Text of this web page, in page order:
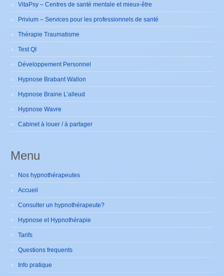
VitaPsy – Centres de santé mentale et mieux-être
Privium – Services pour les professionnels de santé
Thérapie Traumatisme
Test QI
Développement Personnel
Hypnose Brabant Wallon
Hypnose Braine L’alleud
Hypnose Wavre
Cabinet à louer / à partager
Menu
Nos hypnothérapeutes
Accueil
Consulter un hypnothérapeute?
Hypnose et Hypnothérapie
Tarifs
Questions frequents
Info pratique